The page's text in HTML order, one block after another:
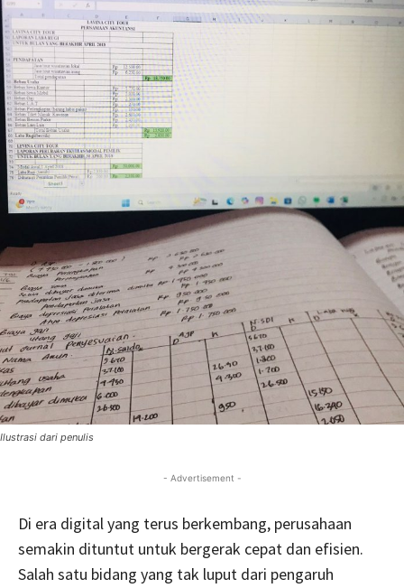
Ilustrasi dari penulis
- Advertisement -
Di era digital yang terus berkembang, perusahaan
semakin dituntut untuk bergerak cepat dan efisien.
Salah satu bidang yang tak luput dari pengaruh